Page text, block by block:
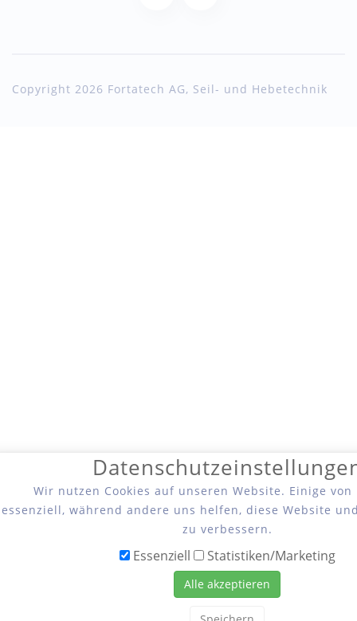
Copyright 2026 Fortatech AG, Seil- und Hebetechnik
Wir nutzen Cookies auf unseren Website. Einige
essenziell, während andere uns helfen, diese Website
zu verbessern.
Essenziell Statistiken/Marketing
Alle akzeptieren